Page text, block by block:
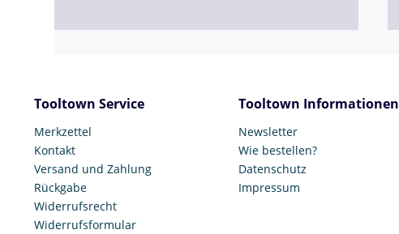
Tooltown Service
Merkzettel
Kontakt
Versand und Zahlung
Rückgabe
Widerrufsrecht
Widerrufsformular
Tooltown Informationen
Newsletter
Wie bestellen?
Datenschutz
Impressum